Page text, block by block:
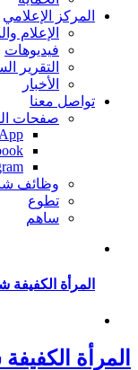
المركز الإعلامي
الإعلام
فيديوهات
التقرير
الأخبار
تواصل معنا
صفحات
وظائف
تطوع
ساهم
المرأة الكفيفة
المرأة